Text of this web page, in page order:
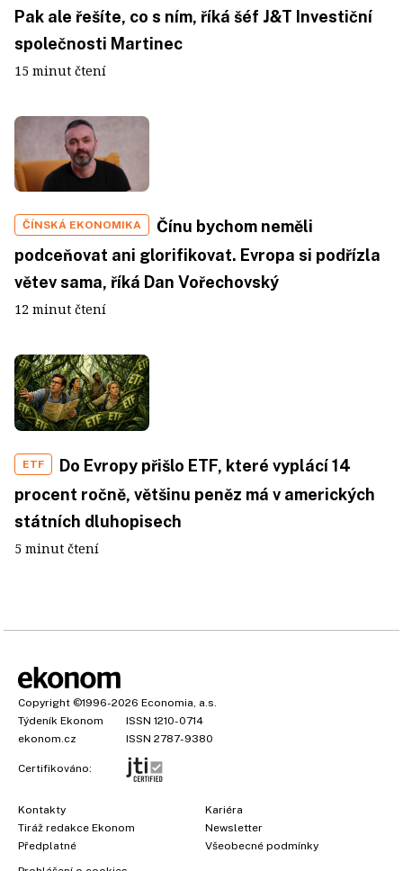
Pak ale řešíte, co s ním, říká šéf J&T Investiční
společnosti Martinec
15 minut čtení
ČÍNSKÁ EKONOMIKA
Čínu bychom neměli
podceňovat ani glorifikovat. Evropa si podřízla
větev sama, říká Dan Vořechovský
12 minut čtení
ETF
Do Evropy přišlo ETF, které vyplácí 14
procent ročně, většinu peněz má v amerických
státních dluhopisech
5 minut čtení
Copyright ©1996-2026 Economia, a.s.
Týdeník Ekonom
ISSN 1210-0714
ekonom.cz
ISSN 2787-9380
Certifikováno:
Kontakty
Tiráž redakce Ekonom
Předplatné
Kariéra
Newsletter
Všeobecné podmínky